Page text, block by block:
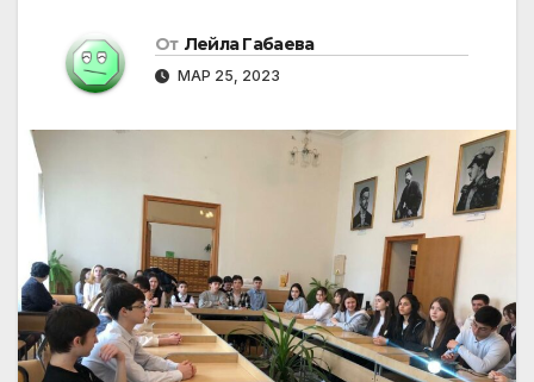
От Лейла Габаева
МАР 25, 2023